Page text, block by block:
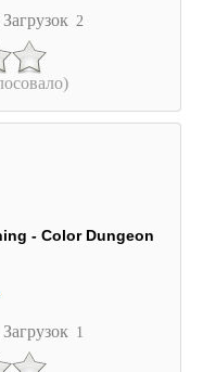
Загрузок 2
- Color Dungeon
Загрузок 1